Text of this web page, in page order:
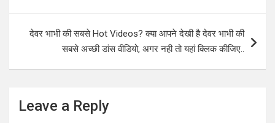
देवर भाभी की सबसे Hot Videos? क्या आपने देखी है देवर भाभी की
सबसे अच्छी डांस वीडियो, अगर नही तो यहां क्लिक कीजिए..
Leave a Reply